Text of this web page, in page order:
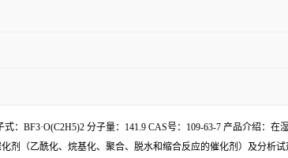
：BF3·O(C2H5)2 分子量：141.9 CAS号：109-63-7 产品介绍：
（乙酰化、烷基化、聚合、脱水和缩合反应的催化剂）及分析试